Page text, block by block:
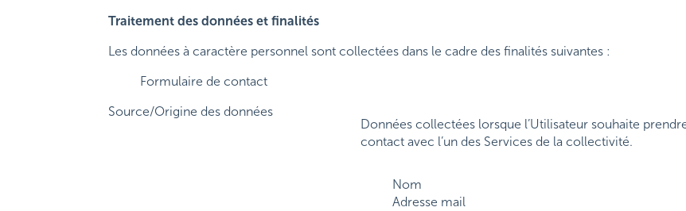
Traitement des données et finalités
Les données à caractère personnel sont collectées dans le cadre des finalités suivantes :
Formulaire de contact
Source/Origine des données
Données collectées lorsque l’Utilisateur souhaite
contact avec l’un des Services de la collectivité.
Nom
Adresse mail